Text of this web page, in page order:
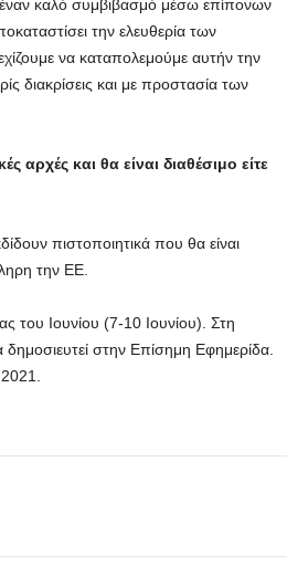
έναν καλό συμβιβασμό μέσω επίπονων
την ελευθερία των
να καταπολεμούμε αυτήν την
διακρίσεις και με προστασία των
αρχές και θα είναι διαθέσιμο είτε
πιστοποιητικά που θα είναι
την ΕΕ.
του Ιουνίου (7-10 Ιουνίου). Στη
στην Επίσημη Εφημερίδα.